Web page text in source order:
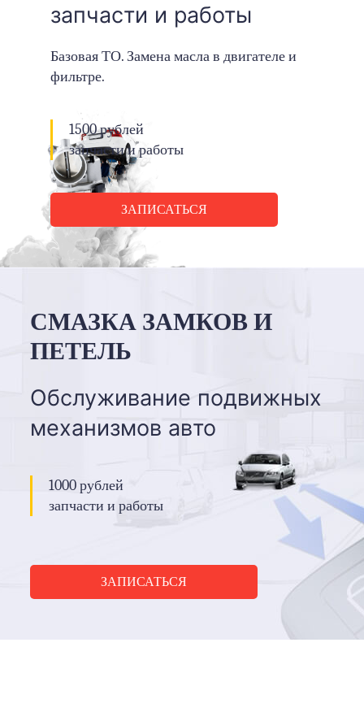
запчасти и работы
Базовая ТО. Замена масла в двигателе и
фильтре.
1500 рублей
запчасти и работы
ЗАПИСАТЬСЯ
СМАЗКА ЗАМКОВ И
ПЕТЕЛЬ
Обслуживание подвижных
механизмов авто
1000 рублей
запчасти и работы
ЗАПИСАТЬСЯ